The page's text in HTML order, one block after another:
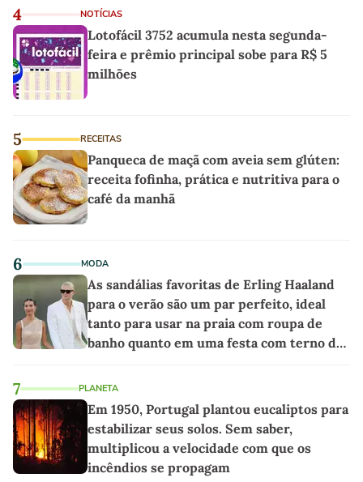
4 NOTÍCIAS
Lotofácil 3752 acumula nesta segunda-
feira e prêmio principal sobe para R$ 5
milhões
5 RECEITAS
Panqueca de maçã com aveia sem glúten:
receita fofinha, prática e nutritiva para o
café da manhã
6 MODA
As sandálias favoritas de Erling Haaland
para o verão são um par perfeito, ideal
tanto para usar na praia com roupa de
banho quanto em uma festa com terno de
7 PLANETA
Em 1950, Portugal plantou eucaliptos para
estabilizar seus solos. Sem saber,
multiplicou a velocidade com que os
incêndios se propagam